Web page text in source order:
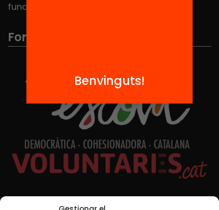
fundacio@equitat.org
Formem part de...
Xarxes Socials
Benvinguts!